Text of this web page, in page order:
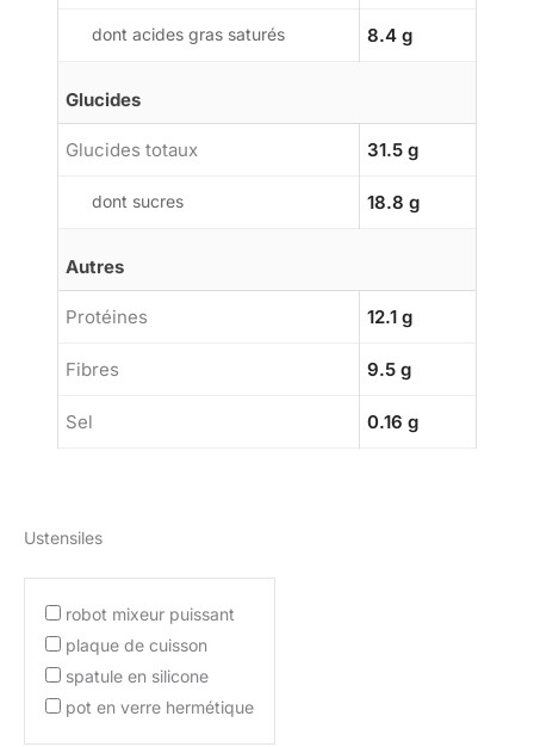
dont acides gras saturés 8.4 g
Glucides
Glucides totaux 31.5 g
dont sucres 18.8 g
Autres
Protéines 12.1 g
Fibres 9.5 g
Sel 0.16 g
Ustensiles
robot mixeur puissant
plaque de cuisson
spatule en silicone
pot en verre hermétique